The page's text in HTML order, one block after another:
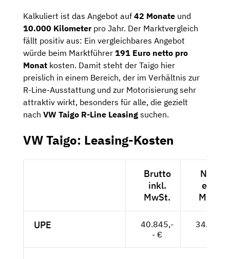
Kalkuliert ist das Angebot auf 42 Monate und
10.000 Kilometerpro Jahr. Der Marktvergleich
fällt positiv aus: Ein vergleichbares Angebot
würde beim Marktführer 191 Euro netto pro
Monat kosten. Damit steht der Taigo hier
preislich in einem Bereich, der im Verhältnis zur
R-Line-Ausstattung und zur Motorisierung sehr
attraktiv wirkt, besonders für alle, die gezielt
nach VW Taigo R-Line Leasing suchen.
VW Taigo: Leasing-Kosten
Brutto
inkl.
MwSt.
Netto
exkl.
MwSt.
UPE
40.845,-
- €
34.324,-